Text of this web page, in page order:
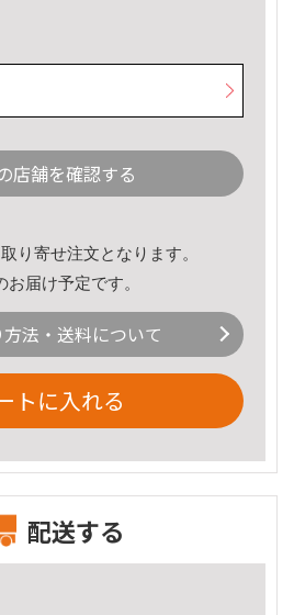
店舗を確認する
り寄せ注文となります。
お届け予定です。
法・送料について
トに入れる
配送する